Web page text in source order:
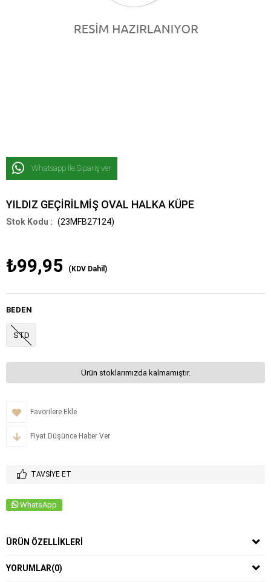
Whatsapp İle Sipariş ver
YILDIZ GEÇİRİLMİŞ OVAL HALKA KÜPE
(23MFB27124)
₺99,95 (KDV Dahil)
BEDEN
STD
Ürün stoklarımızda kalmamıştır.
Favorilere Ekle
Fiyat Düşünce Haber Ver
TAVSIYE ET
WhatsApp
ÜRÜN ÖZELLIKLERI
YORUMLAR(0)